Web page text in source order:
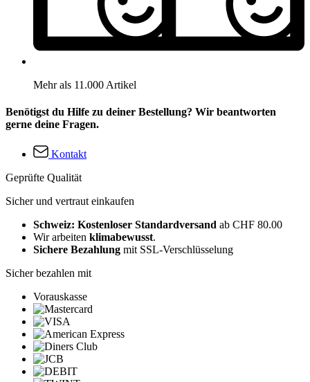
Mehr als 11.000 Artikel
Benötigst du Hilfe zu deiner Bestellung? Wir beantworten
gerne deine Fragen.
Kontakt
Geprüfte Qualität
Sicher und vertraut einkaufen
Schweiz: Kostenloser Standardversand ab CHF 80.00
Wir arbeiten klimabewusst.
Sichere Bezahlung mit SSL-Verschlüsselung
Sicher bezahlen mit
Vorauskasse